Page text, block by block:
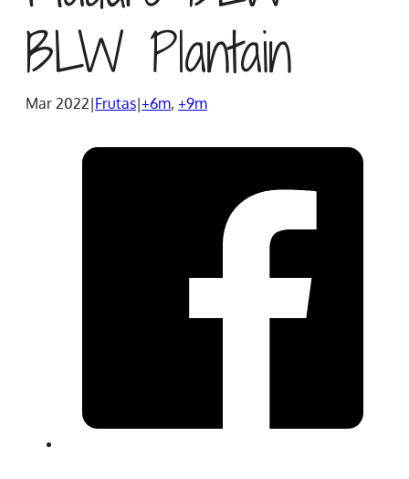
BLW Plantain
Mar 2022|Frutas|+6m, +9m